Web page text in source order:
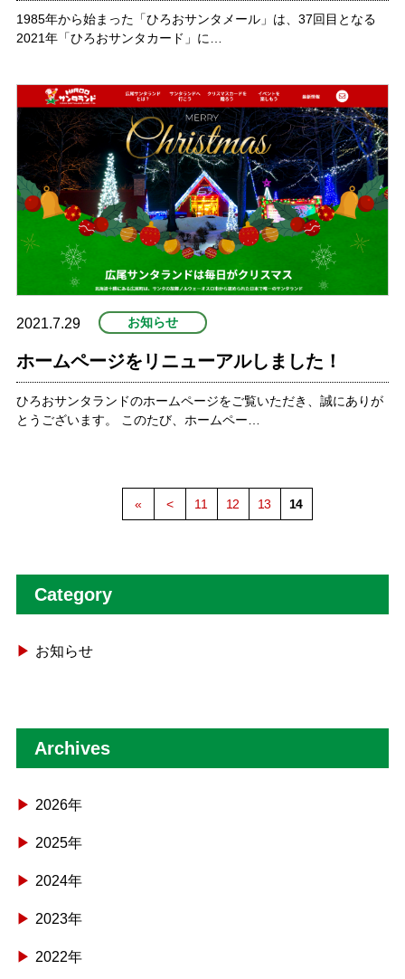
1985年から始まった「ひろおサンタメール」は、37回目となる
2021年「ひろおサンタカード」に…
2021.7.29 お知らせ
ホームページをリニューアルしました！
ひろおサンタランドのホームページをご覧いただき、誠にありが
とうございます。 このたび、ホームペー…
« < 11 12 13 14
Category
お知らせ
Archives
2026年
2025年
2024年
2023年
2022年